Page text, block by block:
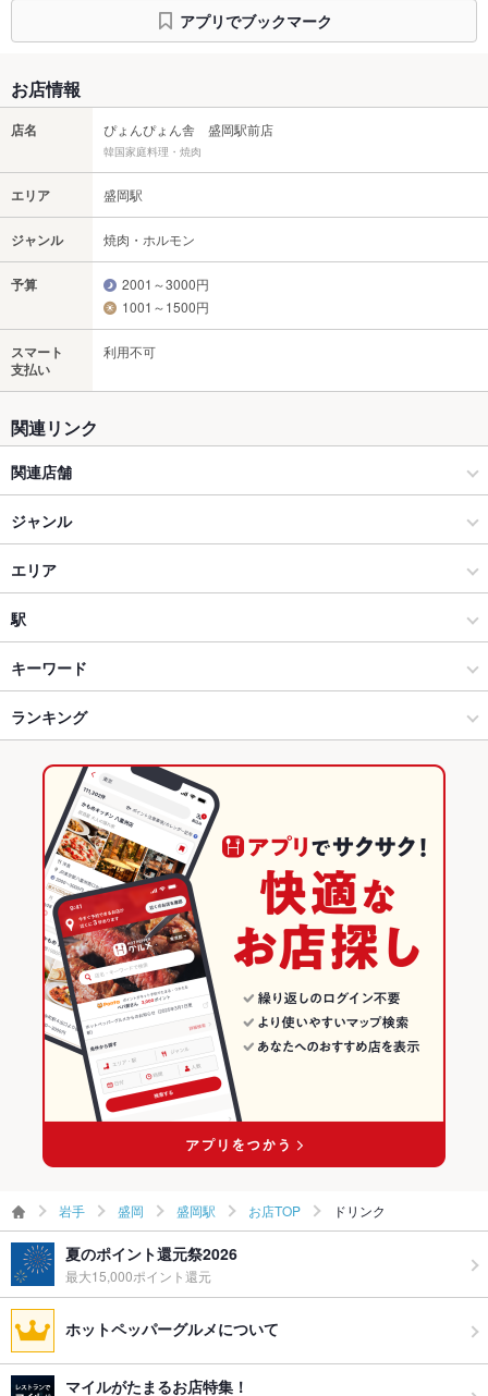
アプリでブックマーク
お店情報
店名 ぴょんぴょん舎 盛岡駅前店
韓国家庭料理・焼肉
エリア 盛岡駅
ジャンル 焼肉・ホルモン
予算
2001～3000円
1001～1500円
スマート
支払い
利用不可
関連リンク
関連店舗
ぴょんぴょん舎
ジャンル
焼肉・ホルモン
焼肉
盛岡 × 焼肉・ホルモン
盛岡 × 焼肉
盛岡駅 × 焼肉・ホルモン
盛岡駅 × 焼肉
エリア
盛岡駅
盛岡駅 × 焼肉・ホルモン
盛岡駅 × 焼肉
岩手 × 焼肉・ホルモン
岩手 × 焼肉
駅
上盛岡駅
仙北町駅
盛岡駅
キーワード
刺身 にんにく料理
ランキング
岩手のグルメランキング
岩手の焼肉・ホルモンランキング
盛岡のグルメランキング
盛岡の焼肉・ホルモンランキング
盛岡駅のグルメランキング
盛岡駅の焼肉・ホルモンランキング
岩手 盛岡 盛岡駅 お店TOP ドリンク
夏のポイント還元祭2026
最大15,000ポイント還元
ホットペッパーグルメについて
マイルがたまるお店特集！